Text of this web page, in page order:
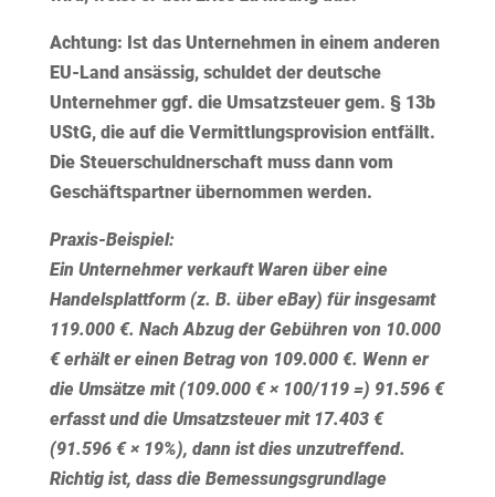
Achtung: Ist das Unternehmen in einem anderen
EU-Land ansässig, schuldet der deutsche
Unternehmer ggf. die Umsatzsteuer gem. § 13b
UStG, die auf die Vermittlungsprovision entfällt.
Die Steuerschuldnerschaft muss dann vom
Geschäftspartner übernommen werden.
Praxis-Beispiel:
Ein Unternehmer verkauft Waren über eine
Handelsplattform (z. B. über eBay) für insgesamt
119.000 €. Nach Abzug der Gebühren von 10.000
€ erhält er einen Betrag von 109.000 €. Wenn er
die Umsätze mit (109.000 € × 100/119 =) 91.596 €
erfasst und die Umsatzsteuer mit 17.403 €
(91.596 € × 19%), dann ist dies unzutreffend.
Richtig ist, dass die Bemessungsgrundlage